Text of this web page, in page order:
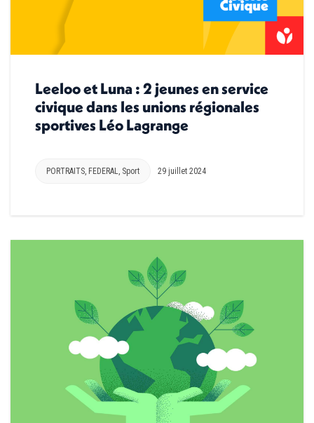
Leeloo et Luna : 2 jeunes en service
civique dans les unions régionales
sportives Léo Lagrange
PORTRAITS, FEDERAL, Sport 29 juillet 2024